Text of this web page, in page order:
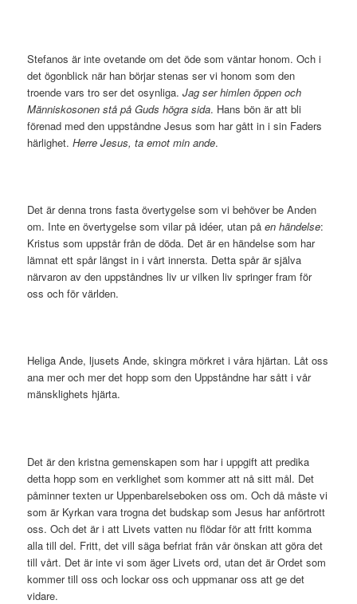
Stefanos är inte ovetande om det öde som väntar honom. Och i
det ögonblick när han börjar stenas ser vi honom som den
troende vars tro ser det osynliga.Jag ser himlen öppen och
Människosonen stå på Guds högra sida. Hans bön är att bli
förenad med den uppståndne Jesus som har gått in i sin Faders
härlighet.Herre Jesus, ta emot min ande.
Det är denna trons fasta övertygelse som vi behöver be Anden
om. Inte en övertygelse som vilar på idéer, utan påen händelse:
Kristus som uppstår från de döda. Det är en händelse som har
lämnat ett spår längst in i vårt innersta. Detta spår är själva
närvaron av den uppståndnes liv ur vilken liv springer fram för
oss och för världen.
Heliga Ande, ljusets Ande, skingra mörkret i våra hjärtan. Låt oss
ana mer och mer det hopp som den Uppståndne har sått i vår
mänsklighets hjärta.
Det är den kristna gemenskapen som har i uppgift att predika
detta hopp som en verklighet som kommer att nå sitt mål. Det
påminner texten ur Uppenbarelseboken oss om. Och då måste vi
som är Kyrkan vara trogna det budskap som Jesus har anförtrott
oss. Och det är i att Livets vatten nu flödar för att fritt komma
alla till del. Fritt, det vill säga befriat från vår önskan att göra det
till vårt. Det är inte vi som äger Livets ord, utan det är Ordet som
kommer till oss och lockar oss och uppmanar oss att ge det
vidare.